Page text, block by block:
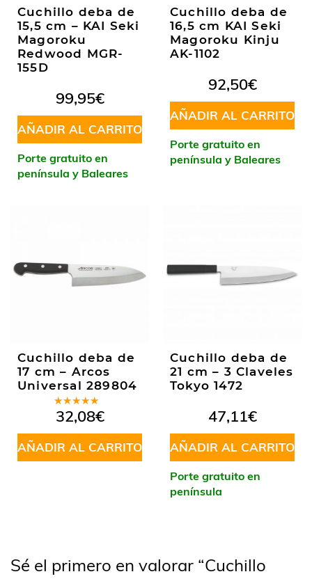
Cuchillo deba de
15,5 cm – KAI Seki
Magoroku
Redwood MGR-
155D
99,95€
AÑADIR AL CARRITO
Porte gratuito en
península y Baleares
Cuchillo deba de
16,5 cm KAI Seki
Magoroku Kinju
AK-1102
92,50€
AÑADIR AL CARRITO
Porte gratuito en
península y Baleares
Cuchillo deba de
17 cm – Arcos
Universal 289804
Valorado
en4.50
de 5
32,08€
AÑADIR AL CARRITO
Cuchillo deba de
21 cm – 3 Claveles
Tokyo 1472
47,11€
AÑADIR AL CARRITO
Porte gratuito en
península
Sé el primero en valorar “Cuchillo